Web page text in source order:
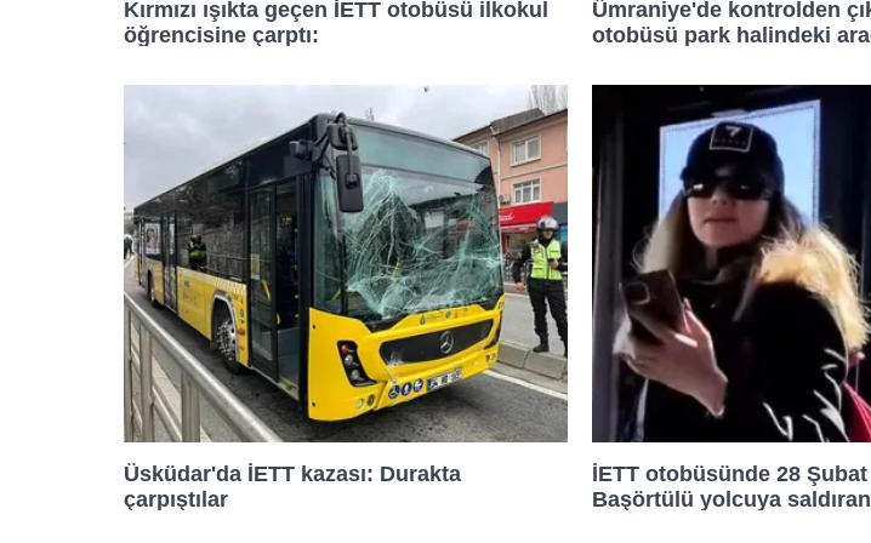
15:30 21:55
17:15
18:20
19:20
20:05
20:50
Kırmızı ışıkta geçen İETT otobüsü ilkokul
öğrencisine çarptı:
Ümraniye'de kontrolden
otobüsü park halindeki
Üsküdar'da İETT kazası: Durakta
çarpıştılar
İETT otobüsünde 28 Şubat
Başörtülü yolcuya saldıran